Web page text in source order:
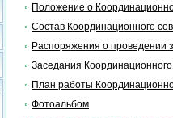
Положение о
Состав Координационного
Распоряжения о проведении
Заседания
План работы
Фотоальбом